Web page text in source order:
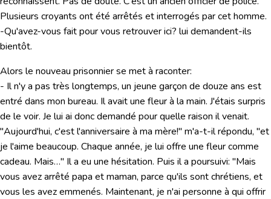
Plusieurs croyants ont été arrêtés et interrogés par cet homme.
-Qu'avez-vous fait pour vous retrouver ici? lui demandent-ils
bientôt.
Alors le nouveau prisonnier se met à raconter:
- Il n'y a pas très longtemps, un jeune garçon de douze ans est
entré dans mon bureau. Il avait une fleur à la main. J'étais surpris
de le voir. Je lui ai donc demandé pour quelle raison il venait.
"Aujourd'hui, c'est l'anniversaire à ma mère!" m'a-t-il répondu, "et
je l'aime beaucoup. Chaque année, je lui offre une fleur comme
cadeau. Mais…" Il a eu une hésitation. Puis il a poursuivi: "Mais
vous avez arrêté papa et maman, parce qu'ils sont chrétiens, et
vous les avez emmenés. Maintenant, je n'ai personne à qui offrir